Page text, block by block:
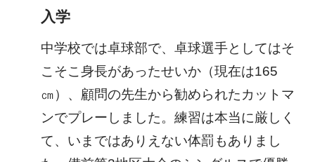
入学
中学校では卓球部で、卓球選手としてはそ
こそこ身長があったせいか（現在は165
㎝）、顧問の先生から勧められたカットマ
ンでプレーしました。練習は本当に厳しく
て、いまではありえない体罰もありまし